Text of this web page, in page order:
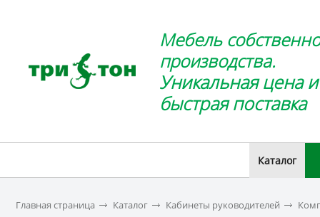
Мебель
производства.
Уникальная цена и
быстрая поставка
Каталог
Главная страница Каталог Кабинеты руководителей